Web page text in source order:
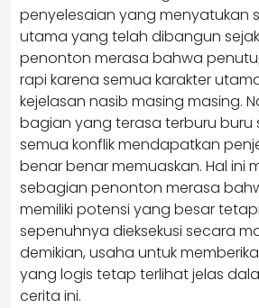
penyelesaian yang menyatukan
utama yang telah dibangun
penonton merasa bahwa
rapi karena semua karakter
kejelasan nasib masing masing.
bagian yang terasa terburu buru
semua konflik mendapatkan
benar benar memuaskan. Hal ini
sebagian penonton merasa
memiliki potensi yang besar
sepenuhnya dieksekusi secara
demikian, usaha untuk
yang logis tetap terlihat jelas
cerita ini.